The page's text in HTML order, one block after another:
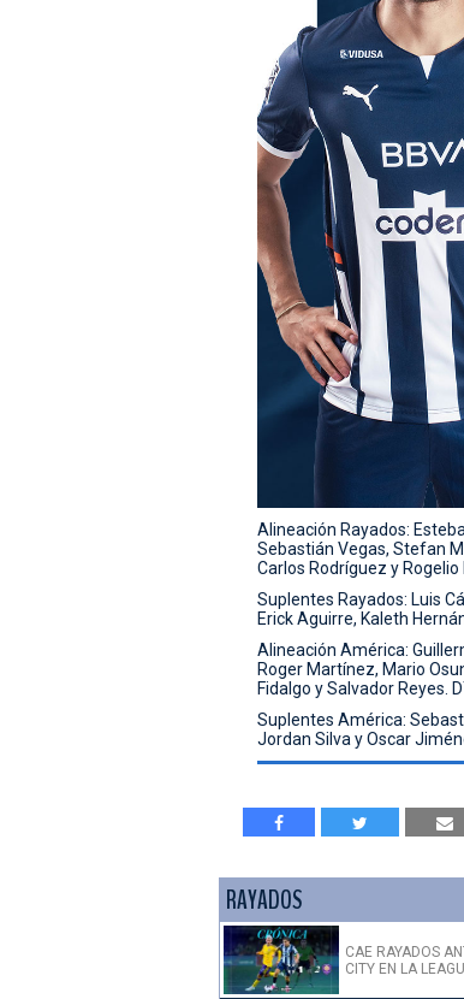
Alineación Rayados:
Sebastián Vegas, Stefan
Carlos Rodríguez y
Suplentes Rayados: Luis
Erick Aguirre, Kaleth
Alineación América:
Roger Martínez, Mario
Fidalgo y Salvador Reyes.
Suplentes América:
Jordan Silva y Oscar
RAYADOS
CAE RAYADOS
CITY EN LA